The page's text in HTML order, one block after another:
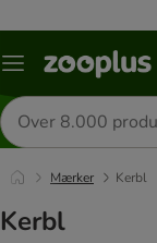
Menu
Søg
efter
produkter
Mærker Kerbl
Kerbl